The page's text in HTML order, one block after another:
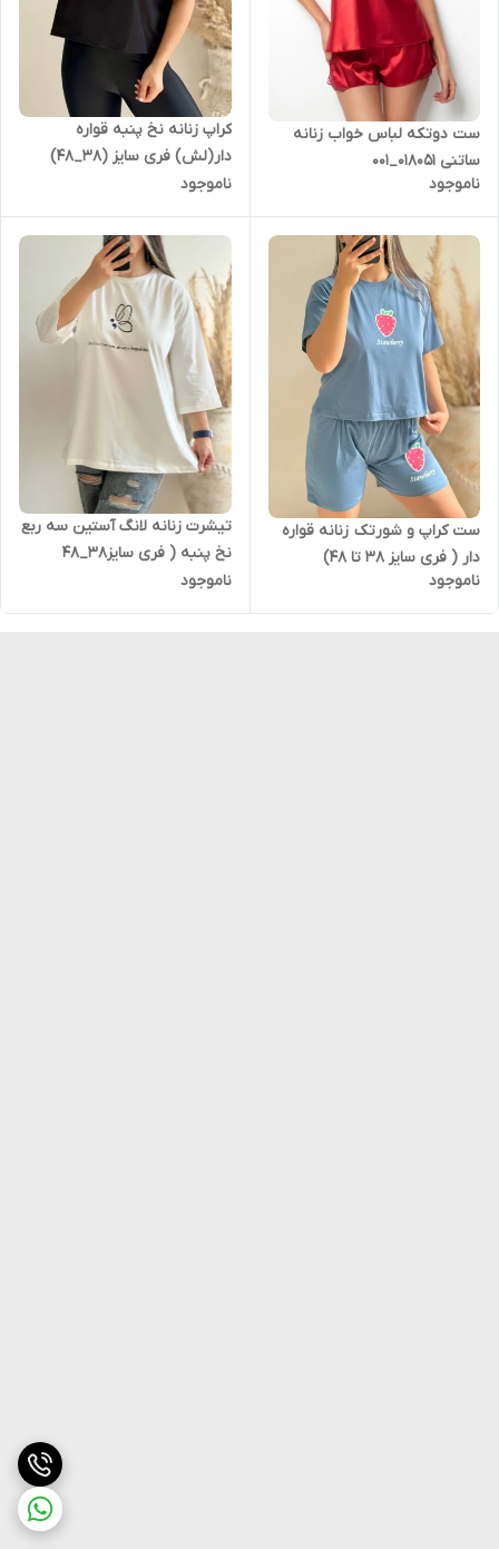
ست دوتکه لباس خواب زنانه
ساتنی 018051_001
ناموجود
کراپ زنانه نخ پنبه قواره
دار(لش) فری سایز (38_48)
ناموجود
ست کراپ و شورتک زنانه قواره
دار ( فری سایز ۳۸ تا ۴۸)
ناموجود
تیشرت زنانه لانگ آستین سه ربع
نخ پنبه ( فری سایز38_48
ناموجود